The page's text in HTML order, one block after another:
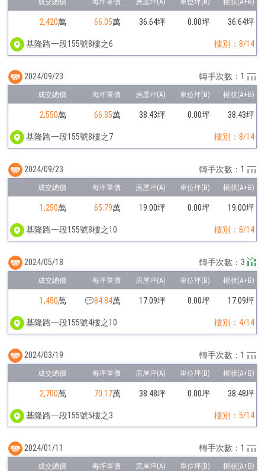
2,420萬 66.05萬 36.64坪 0.00坪 36.64坪
基隆路一段155號8樓之6 樓別：8/14
2,550萬 66.35萬 38.43坪 0.00坪 38.43坪
基隆路一段155號8樓之7 樓別：8/14
2024/09/23 轉手次數：1
1,250萬 65.79萬 19.00坪 0.00坪 19.00坪
基隆路一段155號8樓之10 樓別：8/14
2024/09/23 轉手次數：1
1,450萬 84.84萬 17.09坪 0.00坪 17.09坪
基隆路一段155號4樓之10 樓別：4/14
2024/05/18 轉手次數：3
2,700萬 70.17萬 38.48坪 0.00坪 38.48坪
基隆路一段155號5樓之3 樓別：5/14
2024/03/19 轉手次數：1
2024/01/11 轉手次數：1